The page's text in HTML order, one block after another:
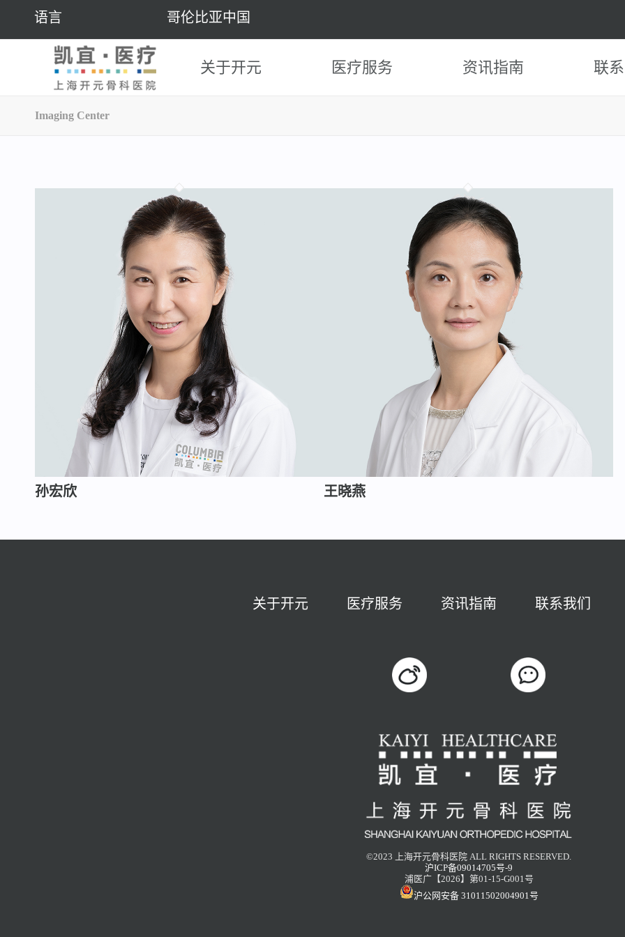
语言 哥伦比亚中国
关于开元 医疗服务 资讯指南 联
Imaging Center
孙宏欣 王晓燕
关于开元 医疗服务 资讯指南 联系我们
©2023 上海开元骨科医院 ALL RIGHTS RESERVED.
沪ICP备09014705号-9
浦医广【2026】第01-15-G001号
沪公网安备 31011502004901号